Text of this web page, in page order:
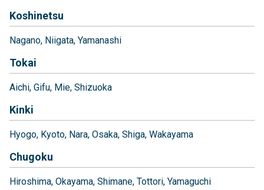
Koshinetsu
Nagano Niigata Yamanashi
Tokai
Aichi Gifu Mie Shizuoka
Kinki
Hyogo Kyoto Nara Osaka Shiga Wakayama
Chugoku
Hiroshima Okayama Shimane Tottori Yamaguchi